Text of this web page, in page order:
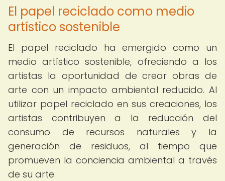
El papel reciclado como medio
artístico sostenible
El papel reciclado ha emergido como un
medio artístico sostenible, ofreciendo a los
artistas la oportunidad de crear obras de
arte con un impacto ambiental reducido. Al
utilizar papel reciclado en sus creaciones, los
artistas contribuyen a la reducción del
consumo de recursos naturales y la
generación de residuos, al tiempo que
promueven la conciencia ambiental a través
de su arte.